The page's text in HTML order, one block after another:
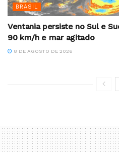
BRASIL
Ventania persiste no Sul e
90 km/h e mar agitado
8 DE AGOSTO DE 2026